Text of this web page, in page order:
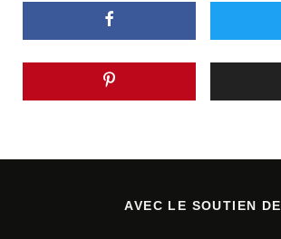
AVEC LE SOUTIEN DE